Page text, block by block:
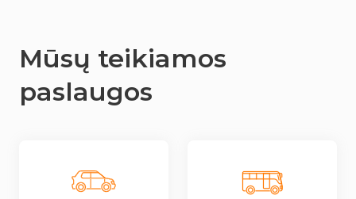
Mūsų teikiamos
paslaugos